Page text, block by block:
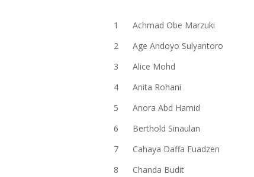
1
Achmad Obe Marzuki
2
Age Andoyo Sulyantoro
3
Alice Mohd
4
Anita Rohani
5
Anora Abd Hamid
6
Berthold Sinaulan
7
Cahaya Daffa Fuadzen
8
Chanda Budit